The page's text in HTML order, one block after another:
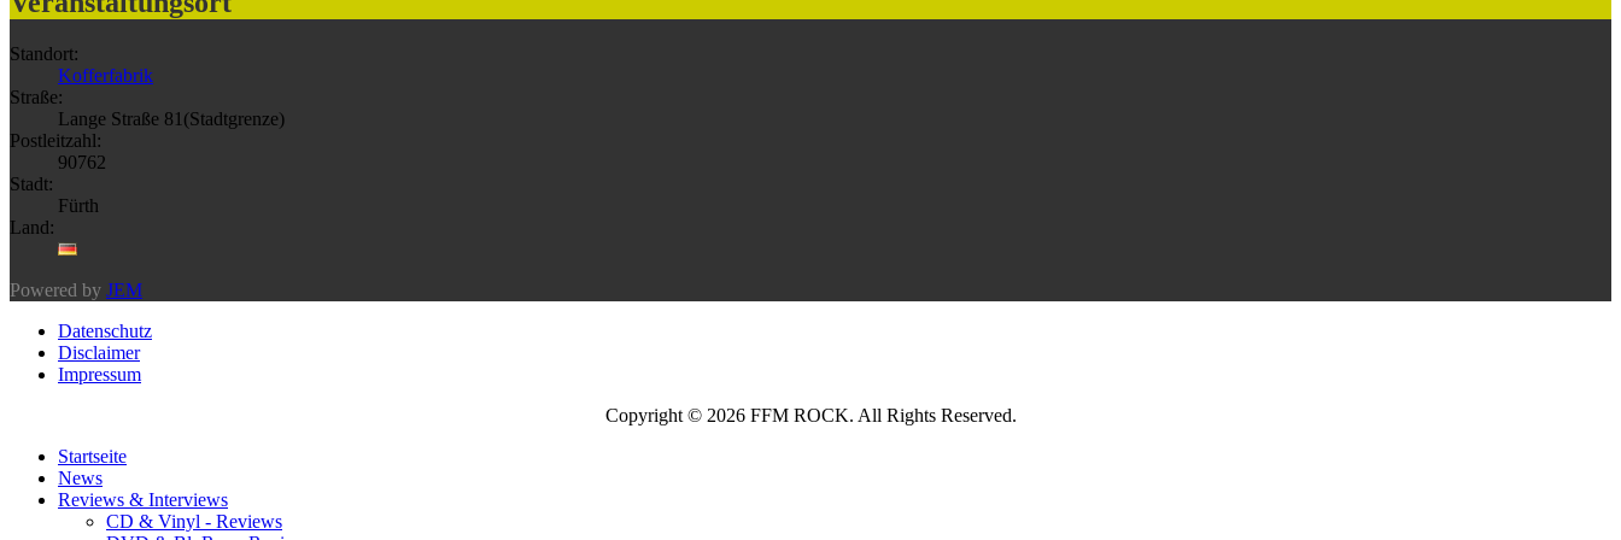
Standort:
Kofferfabrik
Straße:
Lange Straße 81(Stadtgrenze)
Postleitzahl:
90762
Stadt:
Fürth
Land:
Powered by JEM
Datenschutz
Disclaimer
Impressum
Copyright © 2026 FFM ROCK. All Rights Reserved.
Startseite
News
Reviews & Interviews
CD & Vinyl - Reviews